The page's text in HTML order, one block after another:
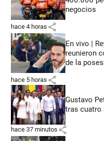
negocios
hace 4 horas share
En vivo |
reunieron
de la
hace 5 horas share
Gustavo
tras cuatro
hace 37 minutos share